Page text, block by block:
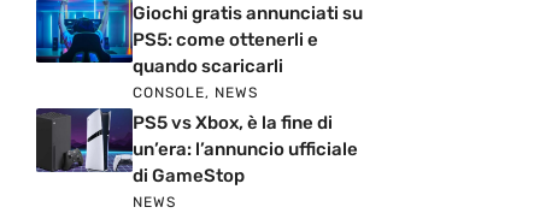
Giochi gratis annunciati su
PS5: come ottenerli e
quando scaricarli
CONSOLE, NEWS
PS5 vs Xbox, è la fine di
un’era: l’annuncio ufficiale
di GameStop
NEWS